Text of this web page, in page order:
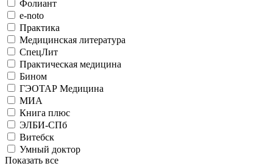
Фолиант
e-noto
Практика
Медицинская литература
СпецЛит
Практическая медицина
Бином
ГЭОТАР Медицина
МИА
Книга плюс
ЭЛБИ-СПб
Витебск
Умный доктор
Показать все